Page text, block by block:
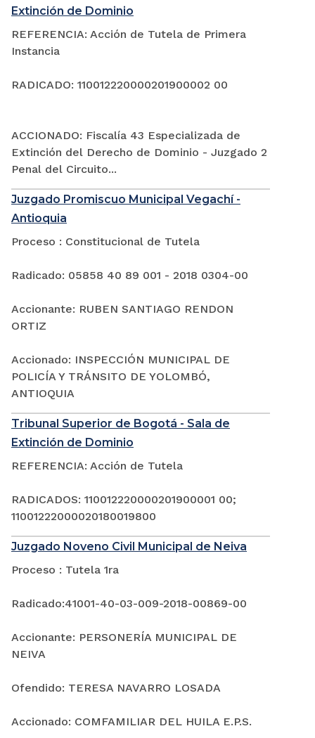
Extinción de Dominio
REFERENCIA: Acción de Tutela de Primera
Instancia
RADICADO: 110012220000201900002 00
ACCIONADO: Fiscalía 43 Especializada de
Extinción del Derecho de Dominio - Juzgado 2
Penal del Circuito...
Juzgado Promiscuo Municipal Vegachí -
Antioquia
Proceso : Constitucional de Tutela
Radicado: 05858 40 89 001 - 2018 0304-00
Accionante: RUBEN SANTIAGO RENDON
ORTIZ
Accionado: INSPECCIÓN MUNICIPAL DE
POLICÍA Y TRÁNSITO DE YOLOMBÓ,
ANTIOQUIA
Tribunal Superior de Bogotá - Sala de
Extinción de Dominio
REFERENCIA: Acción de Tutela
RADICADOS: 110012220000201900001 00;
11001222000020180019800
Juzgado Noveno Civil Municipal de Neiva
Proceso : Tutela 1ra
Radicado:41001-40-03-009-2018-00869-00
Accionante: PERSONERÍA MUNICIPAL DE
NEIVA
Ofendido: TERESA NAVARRO LOSADA
Accionado: COMFAMILIAR DEL HUILA E.P.S.